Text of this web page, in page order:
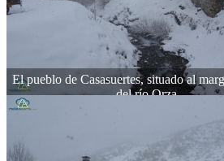
El pueblo de Casasuertes, situado al
del río Orza